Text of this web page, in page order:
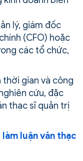
lý, giám đốc
(CFO) hoặc
các tổ chức,
thời gian và công
cứu, đặc
thạc sĩ quản trị
luận văn thạc